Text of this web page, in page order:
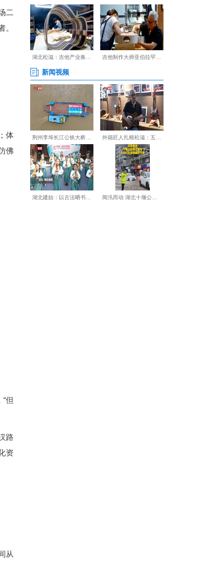
的顾客，而是为了一场二
音乐即兴起舞的街头舞者。
逛去都是熟悉的品牌；体
与年轻消费群体之间，仿佛